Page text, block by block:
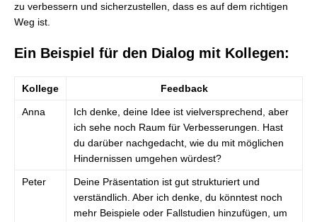
zu verbessern und sicherzustellen, dass es auf dem richtigen
Weg ist.
Ein Beispiel für den Dialog mit Kollegen:
Kollege Feedback
Anna
Ich denke, deine Idee ist vielversprechend, aber
ich sehe noch Raum für Verbesserungen. Hast
du darüber nachgedacht, wie du mit möglichen
Hindernissen umgehen würdest?
Peter
Deine Präsentation ist gut strukturiert und
verständlich. Aber ich denke, du könntest noch
mehr Beispiele oder Fallstudien hinzufügen, um